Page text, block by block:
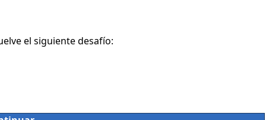
el siguiente desafío: